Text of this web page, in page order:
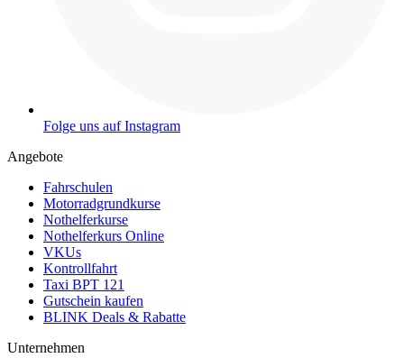
Folge uns auf Instagram
Angebote
Fahrschulen
Motorradgrundkurse
Nothelferkurse
Nothelferkurs Online
VKUs
Kontrollfahrt
Taxi BPT 121
Gutschein kaufen
BLINK Deals & Rabatte
Unternehmen